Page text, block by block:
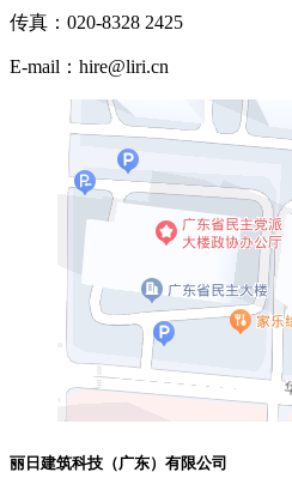
传真：020-8328 2425
E-mail：hire@liri.cn
丽日建筑科技（广东）有限公司